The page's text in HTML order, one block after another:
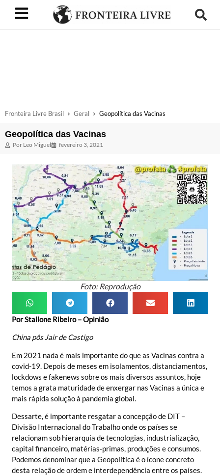
Fronteira Livre Brasil Geral Geopolítica das Vacinas
Geopolítica das Vacinas
Por Leo Miguel fevereiro 3, 2021
Foto: Reprodução
Por Stallone Ribeiro – Opinião
China pôs Jair de Castigo
Em 2021 nada é mais importante do que as Vacinas contra a
covid-19. Depois de meses em isolamentos, distanciamentos,
lockdows e fakenews sobre os mais diversos assuntos, hoje
temos a grata maturidade de enxergar nas Vacinas a única e
mais rápida solução à pandemia global.
Dessarte, é importante resgatar a concepção de DIT –
Divisão Internacional do Trabalho onde os países se
relacionam sob hierarquia de tecnologias, industrialização,
capital financeiro, matérias-primas, produções e consumos.
Podemos denominar que a Geopolítica é o ícone concreto
desta relação de ordem e interdependência entre os países.